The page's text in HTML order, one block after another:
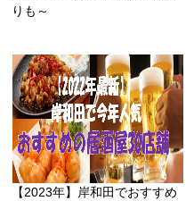
りも～
【2023年】岸和田でおすすめ